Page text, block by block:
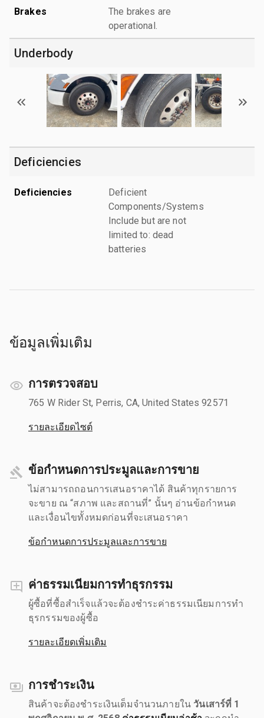
Brakes
The brakes are
operational.
Underbody
Deficiencies
Deficiencies
Deficient
Components/Systems
Include but are not
limited to: dead
batteries
ข้อมูลเพิ่มเติม
การตรวจสอบ
765 W Rider St, Perris, CA, United States 92571
รายละเอียดไซต์
ข้อกำหนดการประมูลและการขาย
ไม่สามารถถอนการเสนอราคาได้ สินค้าทุกรายการ
จะขาย ณ “สภาพ และสถานที่” นั้นๆ อ่านข้อกำหนด
และเงื่อนไขทั้งหมดก่อนที่จะเสนอราคา
ข้อกำหนดการประมูลและการขาย
ค่าธรรมเนียมการทำธุรกรรม
ผู้ซื้อที่ซื้อสำเร็จแล้วจะต้องชำระค่าธรรมเนียมการทำ
ธุรกรรมของผู้ซื้อ
รายละเอียดเพิ่มเติม
การชำระเงิน
สินค้าจะต้องชำระเงินเต็มจำนวนภายใน วันเสาร์ที่ 1